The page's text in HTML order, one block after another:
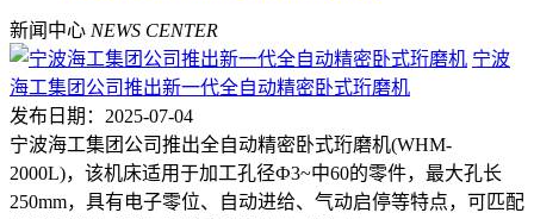
新闻中心 NEWS CENTER
宁波
海工集团公司推出新一代全自动精密卧式珩磨机
发布日期：2025-07-04
宁波海工集团公司推出全自动精密卧式珩磨机(WHM-
2000L)，该机床适用于加工孔径Ф3~中60的零件，最大孔长
250mm，具有电子零位、自动进给、气动启停等特点，可匹配